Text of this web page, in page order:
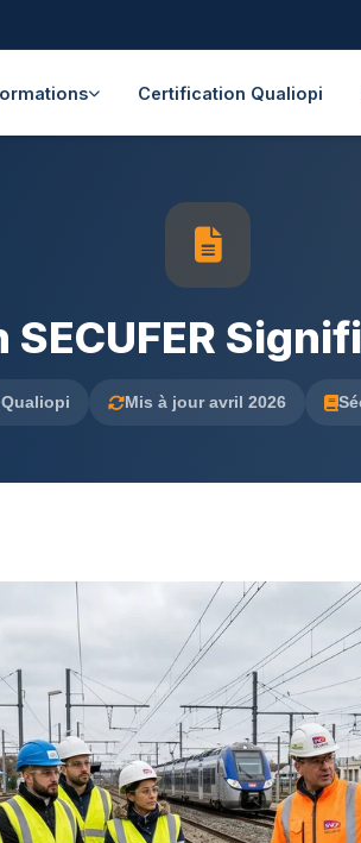
Certification Qualiopi
Mis à jour avril 2026